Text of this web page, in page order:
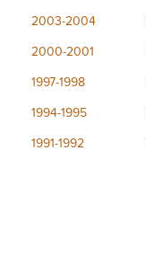
2003-2004
2000-2001
1997-1998
1994-1995
1991-1992